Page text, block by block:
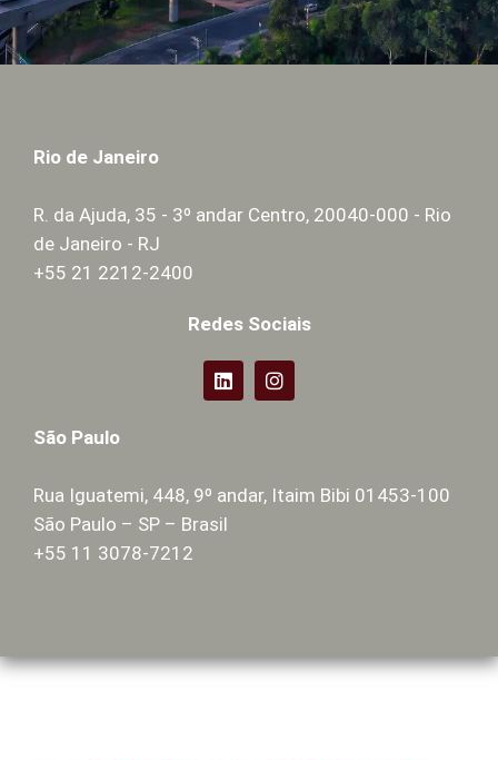
Rio de Janeiro
R. da Ajuda, 35 - 3º andar Centro, 20040-000 - Rio
de Janeiro - RJ
+55 21 2212-2400
Redes Sociais
São Paulo
Rua Iguatemi, 448, 9º andar, Itaim Bibi 01453-100
São Paulo – SP – Brasil
+55 11 3078-7212